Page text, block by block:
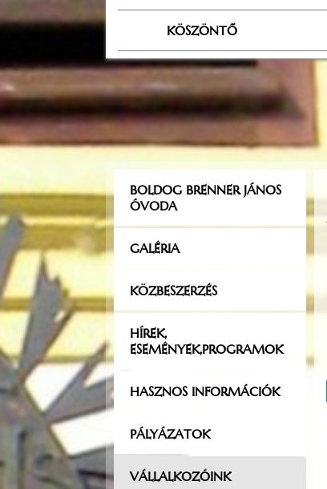
KÖSZÖNTŐ
BOLDOG BRENNER JÁNOS
ÓVODA
GALÉRIA
KÖZBESZERZÉS
HÍREK,
ESEMÉNYEK,PROGRAMOK
HASZNOS INFORMÁCIÓK
PÁLYÁZATOK
VÁLLALKOZÓINK